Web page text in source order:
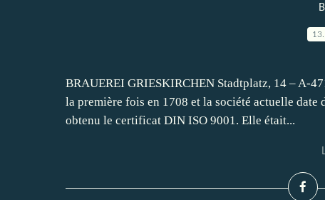
BRAUEREI GRIESKIRCHEN Stadtplatz, 14 – A-
la première fois en 1708 et la société actuelle
obtenu le certificat DIN ISO 9001. Elle était...